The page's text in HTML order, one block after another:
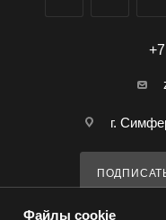
г.
Файлы cookie